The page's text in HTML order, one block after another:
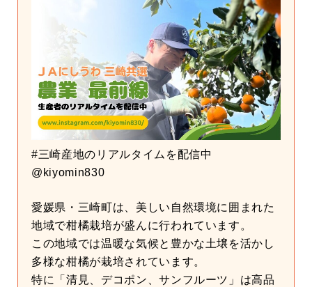
#三崎産地のリアルタイムを配信中
@kiyomin830
愛媛県・三崎町は、美しい自然環境に囲まれた
地域で柑橘栽培が盛んに行われています。
この地域では温暖な気候と豊かな土壌を活かし
多様な柑橘が栽培されています。
特に「清見、デコポン、サンフルーツ」は高品